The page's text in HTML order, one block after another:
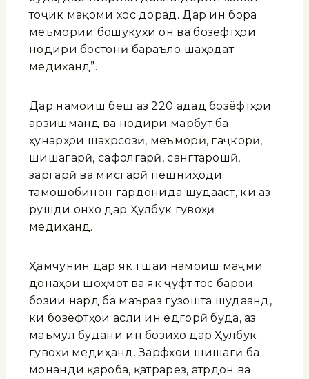
тоҷик мақоми хос дорад. Дар ин бора
меъмории бошукуҳи он ва бозёфтҳои
нодири бостонӣ бараъло шаҳодат
медиҳанд”.
Дар намоиш беш аз 220 адад бозёфтҳои
арзишманд ва нодири марбут ба
ҳунарҳои шаҳрсозӣ, меъморӣ, гаҷкорӣ,
шишагарӣ, сафолгарӣ, сангтарошӣ,
заргарӣ ва мисгарӣ пешниҳоди
тамошобинон гардонида шудааст, ки аз
рушди онҳо дар Ҳулбук гувоҳӣ
медиҳанд.
Ҳамчунин дар як гӯшаи намоиш маҷмӯи
донаҳои шоҳмот ва як ҷуфт тос барои
бозии нард ба маъраз гузошта шудаанд,
ки бозёфтҳои асли ин ёдгорӣ буда, аз
маъмул будани ин бозиҳо дар Ҳулбук
гувоҳӣ медиҳанд. Зарфҳои шишагӣ ба
монанди қароба, қатрарез, атрдон ва